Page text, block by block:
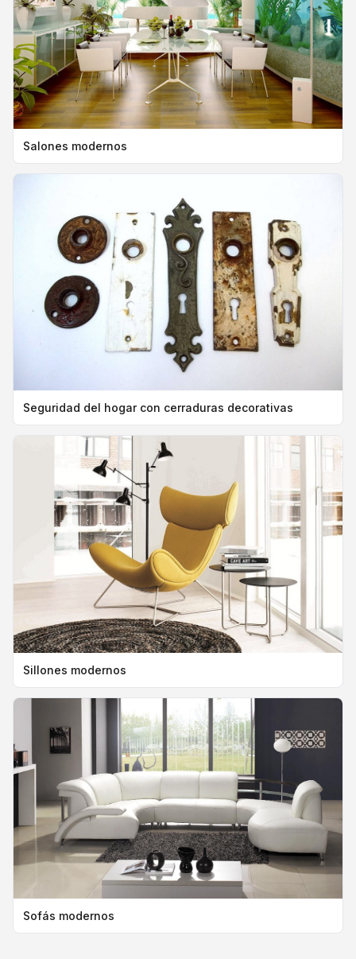
Salones modernos
Seguridad del hogar con cerraduras decorativas
Sillones modernos
Sofás modernos